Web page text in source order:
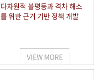
다차원적 불평등과 격차 해소
를 위한 근거 기반 정책 개발
VIEW MORE